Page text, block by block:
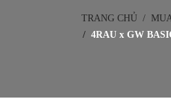
TRANG CHỦ
4RAU x GW